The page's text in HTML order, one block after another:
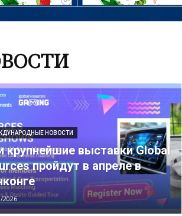
НОВОСТИ
крупнейшие выставки Global
пройдут в апреле в
2026